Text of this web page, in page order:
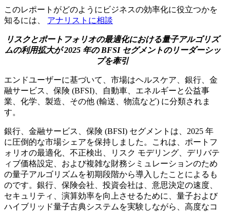
このレポートがどのようにビジネスの効率化に役立つかを
知るには、 アナリストに相談
リスクとポートフォリオの最適化における量子アルゴリズ
ムの利用拡大が 2025 年の BFSI セグメントのリーダーシッ
プを牽引
エンドユーザーに基づいて、市場はヘルスケア、銀行、金
融サービス、保険 (BFSI)、自動車、エネルギーと公益事
業、化学、製造、その他 (輸送、物流など) に分類されま
す。
銀行、金融サービス、保険 (BFSI) セグメントは、2025 年
に圧倒的な市場シェアを保持しました。これは、ポートフ
ォリオの最適化、不正検出、リスク モデリング、デリバテ
ィブ価格設定、および複雑な財務シミュレーションのため
の量子アルゴリズムを初期段階から導入したことによるも
のです。銀行、保険会社、投資会社は、意思決定の速度、
セキュリティ、演算効率を向上させるために、量子および
ハイブリッド量子古典システムを実験しながら、高度なコ